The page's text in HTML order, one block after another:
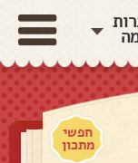
חפשי
מתכון